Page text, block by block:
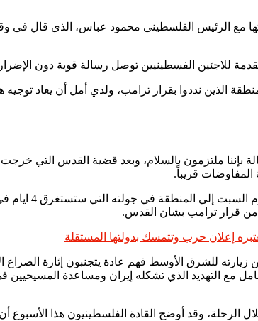
مع الرئيس الفلسطينى محمود عباس، الذى قال فى
للاجئين الفسطينيين توصل رسالة قوية دون
الذين نددوا بقرار ترامب، ولدي أمل أن يعاد
ملتزمون بالسلام، وبعد قضية القدس التي
قريباً.
قرار ترامب بشان القدس.
إعلان حرب وتتمسك بدولتها المستقلة
للشرق الأوسط فهم عادة يتجنبون إثارة الصراع
مع التهديد الذي تشكله إيران ومساعدة المسيحيين
الرحلة، وقد أوضح القادة الفلسطينيون هذا